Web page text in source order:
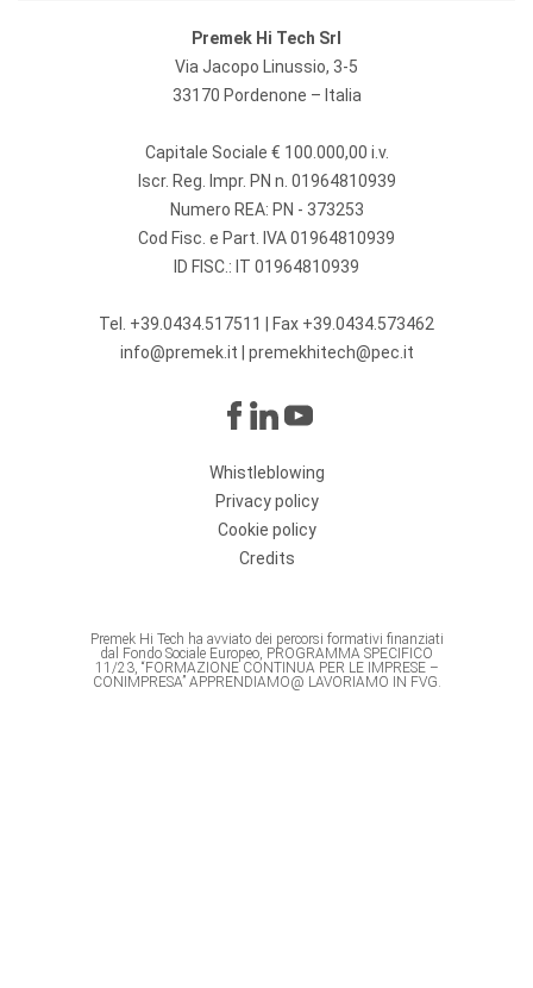
Premek Hi Tech Srl
Via Jacopo Linussio, 3-5
33170 Pordenone – Italia
Capitale Sociale € 100.000,00 i.v.
Iscr. Reg. Impr. PN n. 01964810939
Numero REA: PN - 373253
Cod Fisc. e Part. IVA 01964810939
ID FISC.: IT 01964810939
Tel. +39.0434.517511
| Fax +39.0434.573462
info@premek.it
premekhitech@pec.it
Whistleblowing
Privacy policy
Cookie policy
Credits
Premek Hi Tech ha avviato dei percorsi formativi finanziati
dal Fondo Sociale Europeo, PROGRAMMA SPECIFICO
11/23, “FORMAZIONE CONTINUA PER LE IMPRESE –
CONIMPRESA” APPRENDIAMO@ LAVORIAMO IN FVG.